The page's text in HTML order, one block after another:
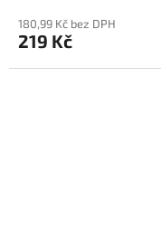
180,99 Kč bez DPH
219 Kč